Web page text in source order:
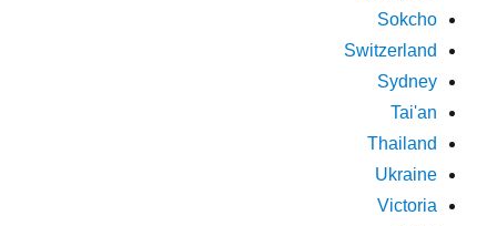
Sokcho
Switzerland
Sydney
Tai'an
Thailand
Ukraine
Victoria